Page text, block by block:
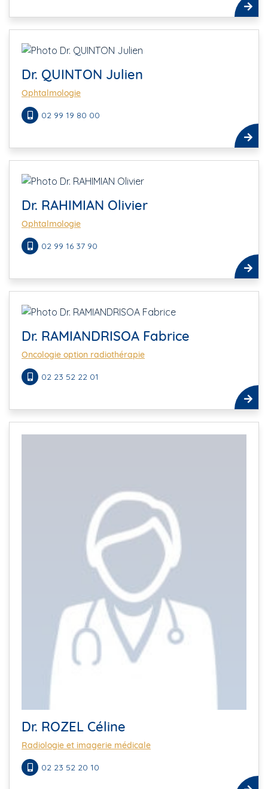
Dr. QUINTON Julien
Ophtalmologie
02 99 19 80 00
Dr. RAHIMIAN Olivier
Ophtalmologie
02 99 16 37 90
Dr. RAMIANDRISOA Fabrice
Oncologie option radiothérapie
02 23 52 22 01
Dr. ROZEL Céline
Radiologie et imagerie médicale
02 23 52 20 10